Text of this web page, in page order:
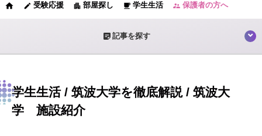
home edit 受験応援 apartment 部屋探し local_cafe 学生生活 supervisor_account 保護者の方へ
sticky_note_2 記事を探す
学生生活 / 筑波大学を徹底解説 / 筑波大
学 施設紹介